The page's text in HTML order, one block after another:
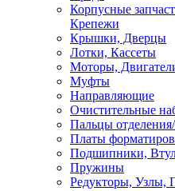
Корпусные
Крепежи
Крышки, Дверцы
Лотки, Кассеты
Моторы,
Муфты
Направляющие
Очистительные
Пальцы
Платы
Подшипники,
Пружины
Редукторы, Узлы,